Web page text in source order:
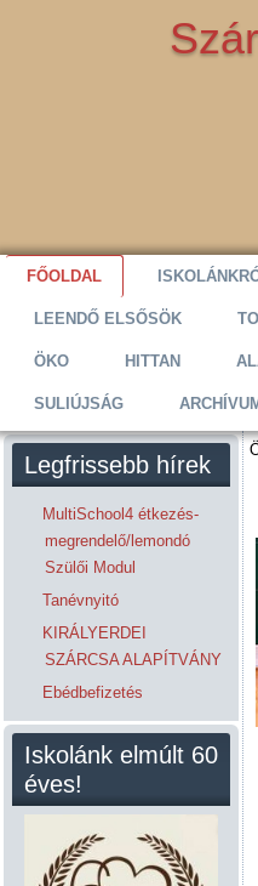
FŐOLDAL
LEENDŐ ELSŐSÖK
ÖKO HITTAN
SULIÚJSÁG
Legfrissebb hírek
MultiSchool4 étkezés-
megrendelő/lemondó
Szülői Modul
Tanévnyitó
KIRÁLYERDEI
SZÁRCSA ALAPÍTVÁNY
Ebédbefizetés
Iskolánk elmúlt 60
éves!